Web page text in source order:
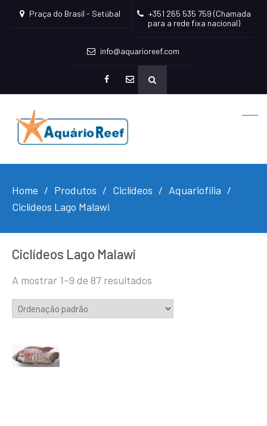
Praça do Brasil - Setúbal
+351 265 535 759 (Chamada
para a rede fixa nacional)
info@aquarioreef.com
mailto
Home Produtos Ciclídeos
Aquariofilia
Ciclídeos Lago Malawi
Ciclídeos Lago Malawi
A mostrar 1–9 de 87 resultados